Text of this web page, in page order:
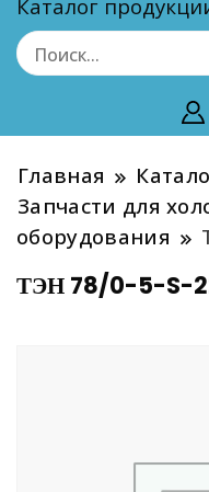
Каталог
Главная
Запчасти для
оборудования
ТЭН 78/0-5-S-